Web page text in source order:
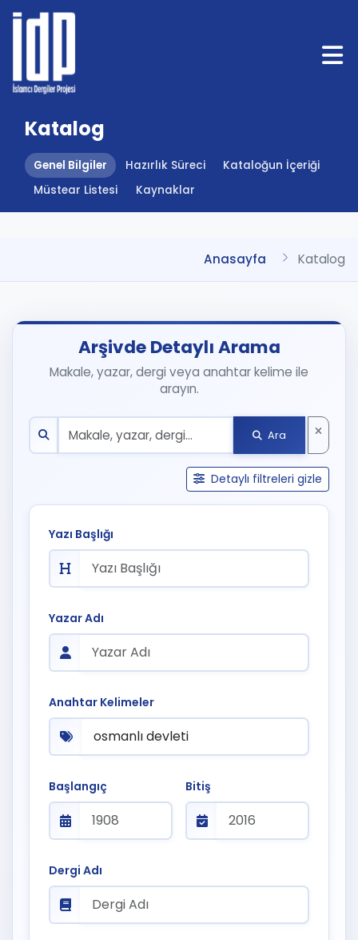
Katalog
Genel Bilgiler Hazırlık Süreci
Kataloğun İçeriği
Müstear Listesi
Kaynaklar
Anasayfa Katalog
Arşivde Detaylı Arama
Makale, yazar, dergi veya anahtar kelime ile
arayın.
Ara
Detaylı filtreleri gizle
Yazı Başlığı
Yazar Adı
Anahtar Kelimeler
Başlangıç Bitiş
Dergi Adı